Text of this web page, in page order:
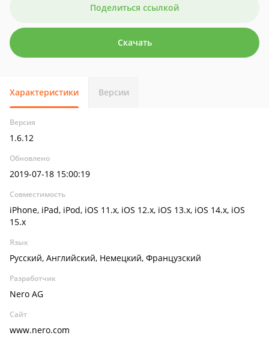
Поделиться ссылкой
Скачать
Характеристики Версии
Версия
1.6.12
Обновлено
2019-07-18 15:00:19
Совместимость
iPhone, iPad, iPod, iOS 11.x, iOS 12.x, iOS 13.x, iOS 14.x, iOS
15.x
Язык
Русский, Английский, Немецкий, Французский
Разработчик
Nero AG
Сайт
www.nero.com